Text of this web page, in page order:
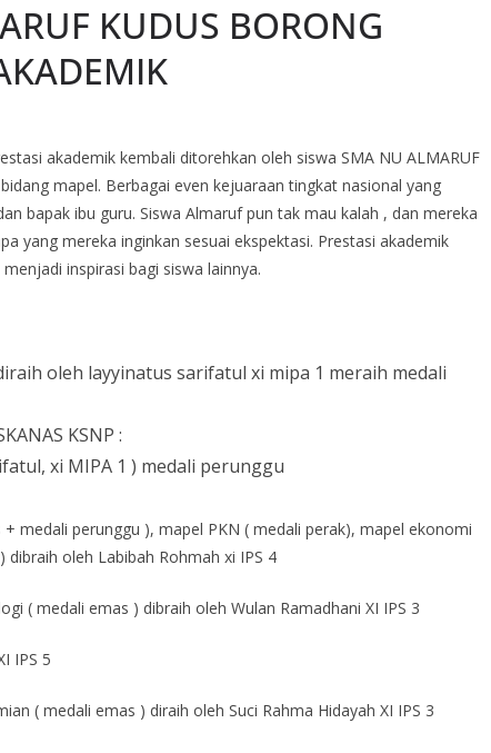
KUDUS BORONG
akademik kembali ditorehkan oleh siswa SMA NU ALMARUF
mapel. Berbagai even kejuaraan tingkat nasional yang
bapak ibu guru. Siswa Almaruf pun tak mau kalah , dan mereka
yang mereka inginkan sesuai ekspektasi. Prestasi akademik
inspirasi bagi siswa lainnya.
oleh layyinatus sarifatul xi mipa 1 meraih medali
KSNP :
xi MIPA 1 ) medali perunggu
medali perunggu ), mapel PKN ( medali perak), mapel ekonomi
oleh Labibah Rohmah xi IPS 4
( medali emas ) dibraih oleh Wulan Ramadhani XI IPS 3
IPS 5
( medali emas ) diraih oleh Suci Rahma Hidayah XI IPS 3